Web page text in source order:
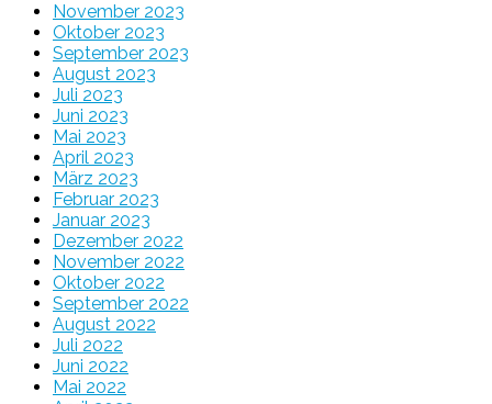
November 2023
Oktober 2023
September 2023
August 2023
Juli 2023
Juni 2023
Mai 2023
April 2023
März 2023
Februar 2023
Januar 2023
Dezember 2022
November 2022
Oktober 2022
September 2022
August 2022
Juli 2022
Juni 2022
Mai 2022